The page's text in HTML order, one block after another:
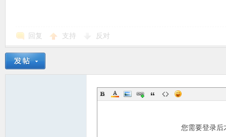
回复 支持 反对
您需要登录